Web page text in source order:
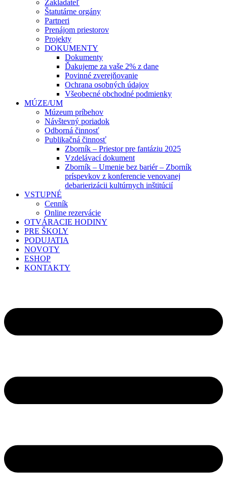
Zakladateľ
Štatutárne orgány
Partneri
Prenájom priestorov
Projekty
DOKUMENTY
Dokumenty
Ďakujeme za vaše 2% z dane
Povinné zverejňovanie
Ochrana osobných údajov
Všeobecné obchodné podmienky
MÚZE/UM
Múzeum príbehov
Návštevný poriadok
Odborná činnosť
Publikačná činnosť
Zborník – Priestor pre fantáziu 2025
Vzdelávací dokument
Zborník – Umenie bez bariér – Zborník
príspevkov z konferencie venovanej
debarierizácii kultúrnych inštitúcií
VSTUPNÉ
Cenník
Online rezervácie
OTVÁRACIE HODINY
PRE ŠKOLY
PODUJATIA
NOVOTY
ESHOP
KONTAKTY